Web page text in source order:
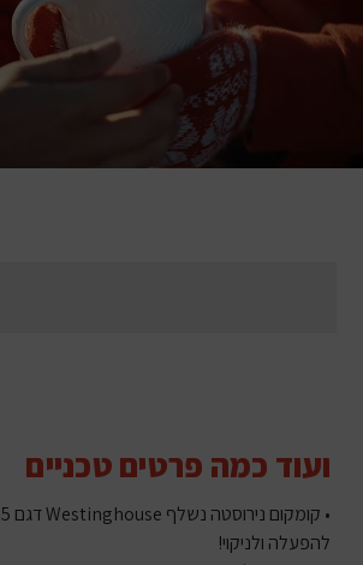
ועוד כמה פרטים טכניים
להפעלה ולניקוי!